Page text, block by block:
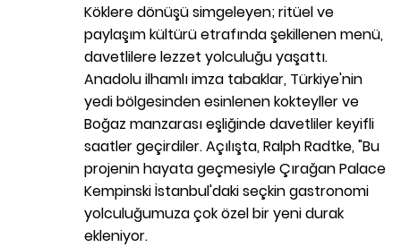
Köklere dönüşü simgeleyen; ritüel ve
paylaşım kültürü etrafında şekillenen menü,
davetlilere lezzet yolculuğu yaşattı.
Anadolu ilhamlı imza tabaklar, Türkiye'nin
yedi bölgesinden esinlenen kokteyller ve
Boğaz manzarası eşliğinde davetliler keyifli
saatler geçirdiler. Açılışta, Ralph Radtke, "Bu
projenin hayata geçmesiyle Çırağan Palace
Kempinski İstanbul'daki seçkin gastronomi
yolculuğumuza çok özel bir yeni durak
ekleniyor.